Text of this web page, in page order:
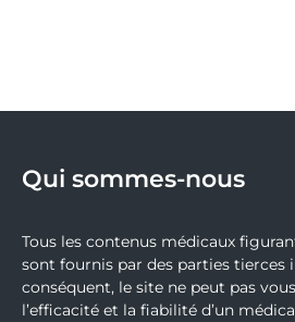
Qui sommes-nous
Tous les contenus médicaux
sont fournis par des parties tierces
conséquent, le site ne peut pas
l’efficacité et la fiabilité d’un